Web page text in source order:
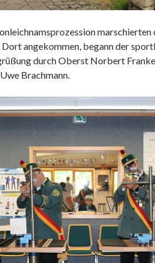
marschierten
angekommen, begann der
durch Oberst Norbert
Brachmann.